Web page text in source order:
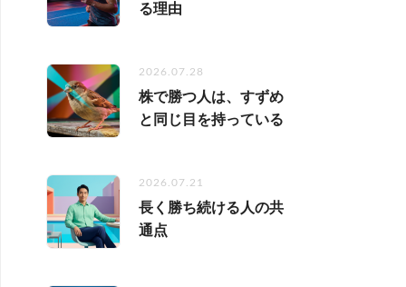
る理由
2026.07.28
株で勝つ人は、すずめ
と同じ目を持っている
2026.07.21
長く勝ち続ける人の共
通点